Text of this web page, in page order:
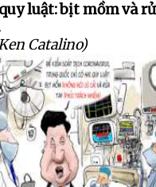
luật: bịt mồm và
Catalino)